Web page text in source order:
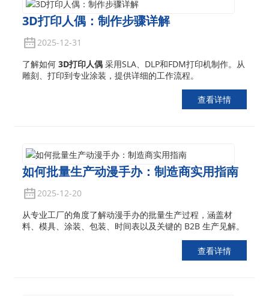
3D打印人偶：制作步骤详解
2025-12-31
了解如何 3D打印人偶采用SLA、DLP和FDM打印机制作。从
雕刻、打印到专业涂装，提供详细的工作流程。
查看详情
如何批量生产动漫手办：制造商实用指南
2025-12-20
从专业工厂的角度了解动漫手办的批量生产过程，涵盖材
料、模具、涂装、包装、时间表以及关键的 B2B 生产见解。
查看详情